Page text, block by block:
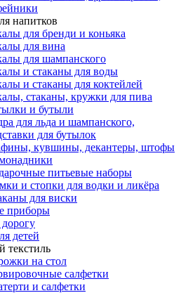
напитков
для бренди и коньяка
для вина
для шампанского
и стаканы для воды
и стаканы для коктейлей
стаканы, кружки для пива
и бутыли
для льда и шампанского,
для бутылок
кувшины, декантеры, штофы
питьевые наборы
и стопки для водки и ликёра
для виски
приборы
детей
текстиль
на стол
салфетки
и салфетки